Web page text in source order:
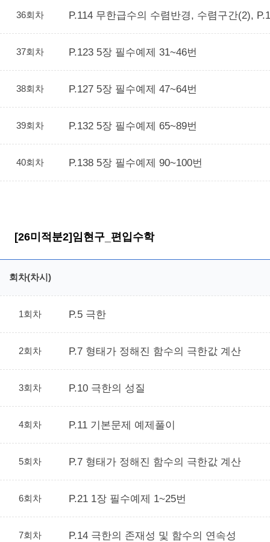
36회차 P.114 무한급수의 수렴반경, 수렴구간(2),
37회차 P.123 5장 필수예제 31~46번
38회차 P.127 5장 필수예제 47~64번
39회차 P.132 5장 필수예제 65~89번
40회차 P.138 5장 필수예제 90~100번
[26미적분2]임현구_편입수학
회차(차시)
1회차 P.5 극한
2회차 P.7 형태가 정해진 함수의 극한값 계산
3회차 P.10 극한의 성질
4회차 P.11 기본문제 예제풀이
5회차 P.7 형태가 정해진 함수의 극한값 계산
6회차 P.21 1장 필수예제 1~25번
7회차 P.14 극한의 존재성 및 함수의 연속성